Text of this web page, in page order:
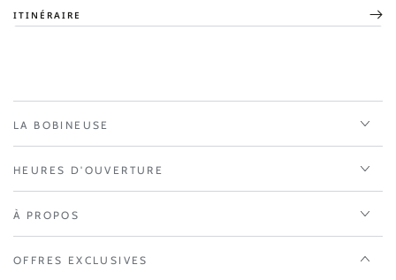
ITINÉRAIRE
LA BOBINEUSE
HEURES D'OUVERTURE
À PROPOS
OFFRES EXCLUSIVES